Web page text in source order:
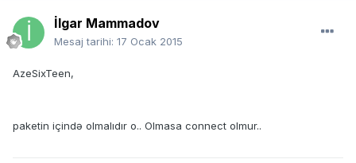
İlgar Mammadov
Mesaj tarihi: 17 Ocak 2015
AzeSixTeen,
paketin içində olmalıdır o.. Olmasa connect olmur..